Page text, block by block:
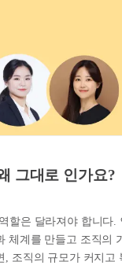
그대로 인가요?
할은 달라져야 합니다.
체계를 만들고 조직의
, 조직의 규모가 커지고